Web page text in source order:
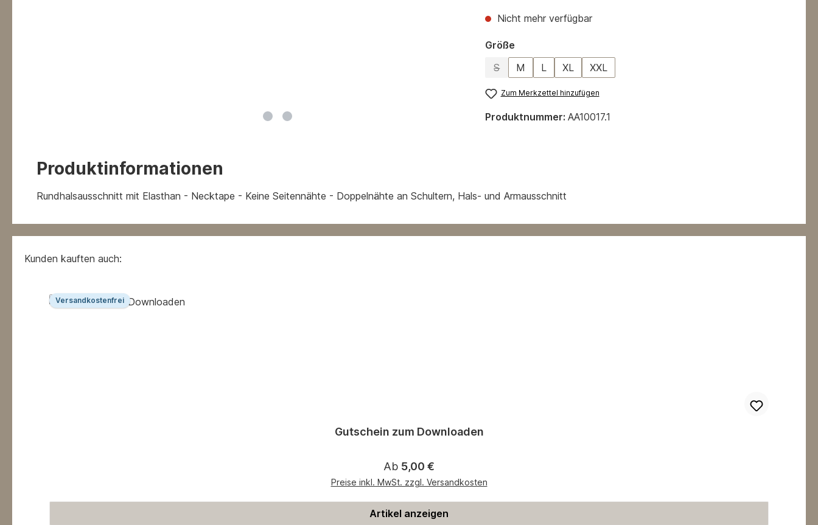
Nicht mehr verfügbar
Größe
S
(Diese Option ist zurzeit nicht verfügbar.)
M L XL XXL
Zum Merkzettel hinzufügen
Produktnummer:AA10017.1
Produktinformationen
Rundhalsausschnitt mit Elasthan - Necktape - Keine Seitennähte - Doppelnähte an Schultern, Hals- und Armausschnitt
Kunden kauften auch:
Versandkostenfrei
Gutschein zum Downloaden
Regulärer Preis:
Ab 5,00 €
Preise inkl. MwSt. zzgl. Versandkosten
Artikel anzeigen